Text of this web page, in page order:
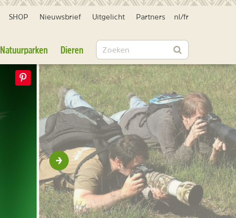
SHOP Nieuwsbrief Uitgelicht Partners nl /fr
Natuurparken Dieren Zoeken
Zoeken
Volgende